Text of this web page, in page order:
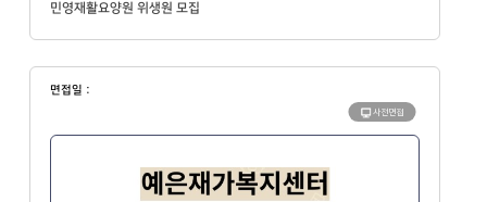
민영재활요양원 위생원 모집
면접일 :
사전면접